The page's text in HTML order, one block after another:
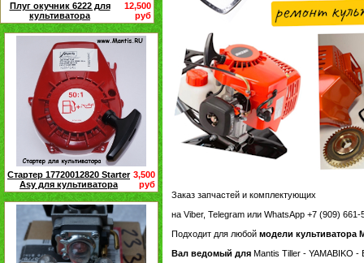
Плуг окучник 6222 для
культиватора
12,500
руб
Стартер 17720012820 Starter
Asy для культиватора
3,500
руб
Заказ запчастей и комплектующих
на Viber, Telegram или WhatsApp +7 (909)
Подходит для любой модели культиватора
Вал ведомый для Mantis Tiller - YAMABIKO -